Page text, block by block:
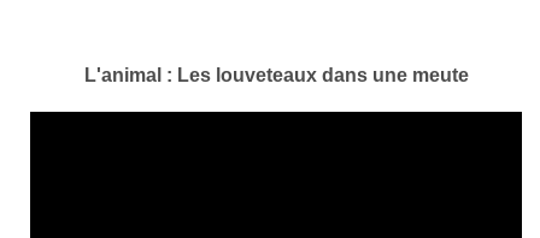
L'animal : Les louveteaux dans une meute